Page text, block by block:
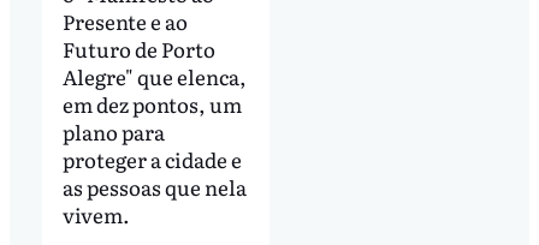
Presente e ao
Futuro de Porto
Alegre" que elenca,
em dez pontos, um
plano para
proteger a cidade e
as pessoas que nela
vivem.